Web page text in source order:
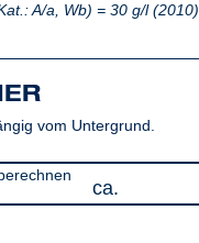
A/a, Wb) = 30 g/l (2010).
vom Untergrund.